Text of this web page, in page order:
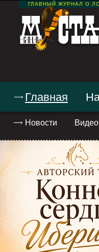
ГЛАВНЫЙ ЖУРНАЛ О
Главная
Новости Видео